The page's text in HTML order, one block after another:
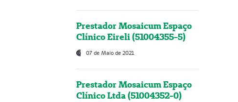
Prestador Mosaicum Espaço
Clínico Eireli (51004355-5)
07 de Maio de 2021
Prestador Mosaicum Espaço
Clínico Ltda (51004352-0)